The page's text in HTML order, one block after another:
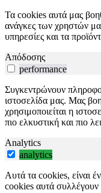
Τα cookies αυτά μας
ανάγκες των χρηστών
υπηρεσίες και τα
Απόδοσης
performance
Συγκεντρώνουν
ιστοσελίδα μας. Μας
χρησιμοποιείται η
πιο ελκυστική και πιο
Analytics
analytics
Αυτά τα cookies, είναι
cookies αυτά συλλέγουν